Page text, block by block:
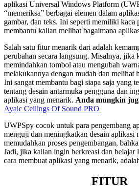
aplikasi Universal Windows Platform
“memeriksa” berbagai elemen dalam
gambar, dan teks. Ini seperti memiliki kaca
membantu kalian melihat bagaimana
Salah satu fitur menarik dari adalah
perubahan secara langsung. Misalnya, jika
memindahkan tombol atau mengubah
melakukannya dengan mudah dan melihat
Ini sangat membantu bagi siapa saja yang
tentang desain antarmuka pengguna dan
aplikasi yang menarik. Anda mungkin
Ayaic Ceilings Of Sound PRO
UWPSpy cocok untuk para pengembang
menguji dan meningkatkan desain aplikasi
memudahkan proses pengembangan,
Jadi, jika kalian ingin berkreasi dan belajar
cara membuat aplikasi yang menarik,
FITUR